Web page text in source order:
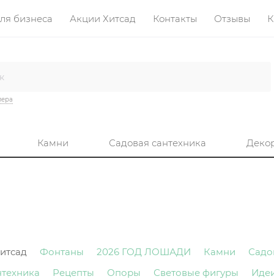
бизнеса Акции Хитсад Контакты Отзывы
Камни Садовая сантехника
Фонтаны 2026 ГОД ЛОШАДИ Камни
Рецепты Опоры Световые фигуры